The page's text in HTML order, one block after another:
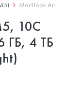
MacBook Air
10C
ГБ, 4 ТБ